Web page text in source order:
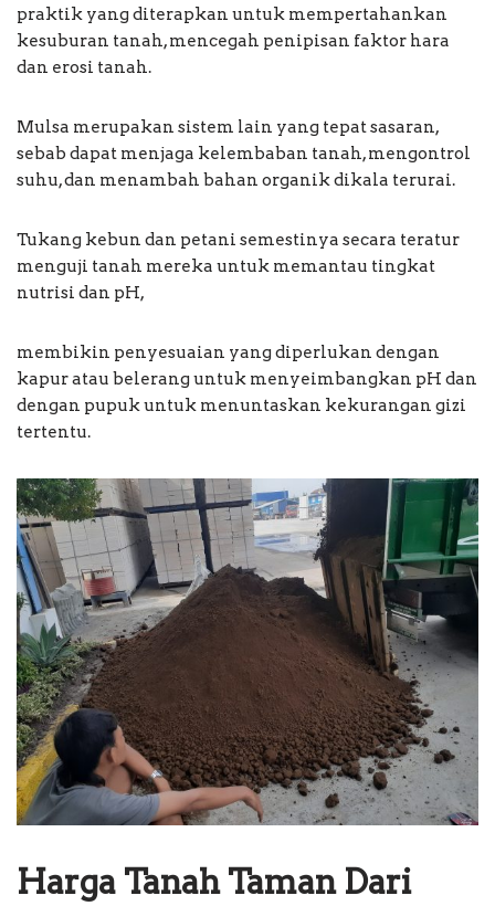
praktik yang diterapkan untuk mempertahankan
kesuburan tanah, mencegah penipisan faktor hara
dan erosi tanah.
Mulsa merupakan sistem lain yang tepat sasaran,
sebab dapat menjaga kelembaban tanah, mengontrol
suhu, dan menambah bahan organik dikala terurai.
Tukang kebun dan petani semestinya secara teratur
menguji tanah mereka untuk memantau tingkat
nutrisi dan pH,
membikin penyesuaian yang diperlukan dengan
kapur atau belerang untuk menyeimbangkan pH dan
dengan pupuk untuk menuntaskan kekurangan gizi
tertentu.
Harga Tanah Taman Dari